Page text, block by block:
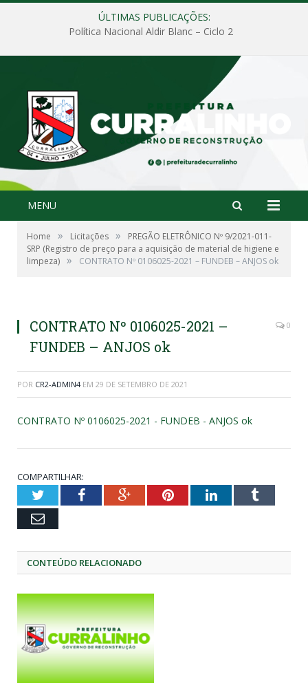
ÚLTIMAS PUBLICAÇÕES:
Política Nacional Aldir Blanc – Ciclo 2
MENU
Home » Licitações »
PREGÃO ELETRÔNICO Nº 9/2021-011-
SRP (Registro de preço para a aquisição de material de higiene e
limpeza) » CONTRATO Nº 0106025-2021 – FUNDEB – ANJOS ok
CONTRATO Nº 0106025-2021 –
FUNDEB – ANJOS ok
0
POR CR2-ADMIN4 EM 29 DE SETEMBRO DE 2021
CONTRATO Nº 0106025-2021 - FUNDEB - ANJOS ok
COMPARTILHAR:
TwitterFacebookGoogle+PinterestLinkedInTumblr
Email
CONTEÚDO RELACIONADO